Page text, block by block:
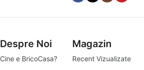
Despre Noi
Cine e BricoCasa?
Magazin
Recent Vizualizate